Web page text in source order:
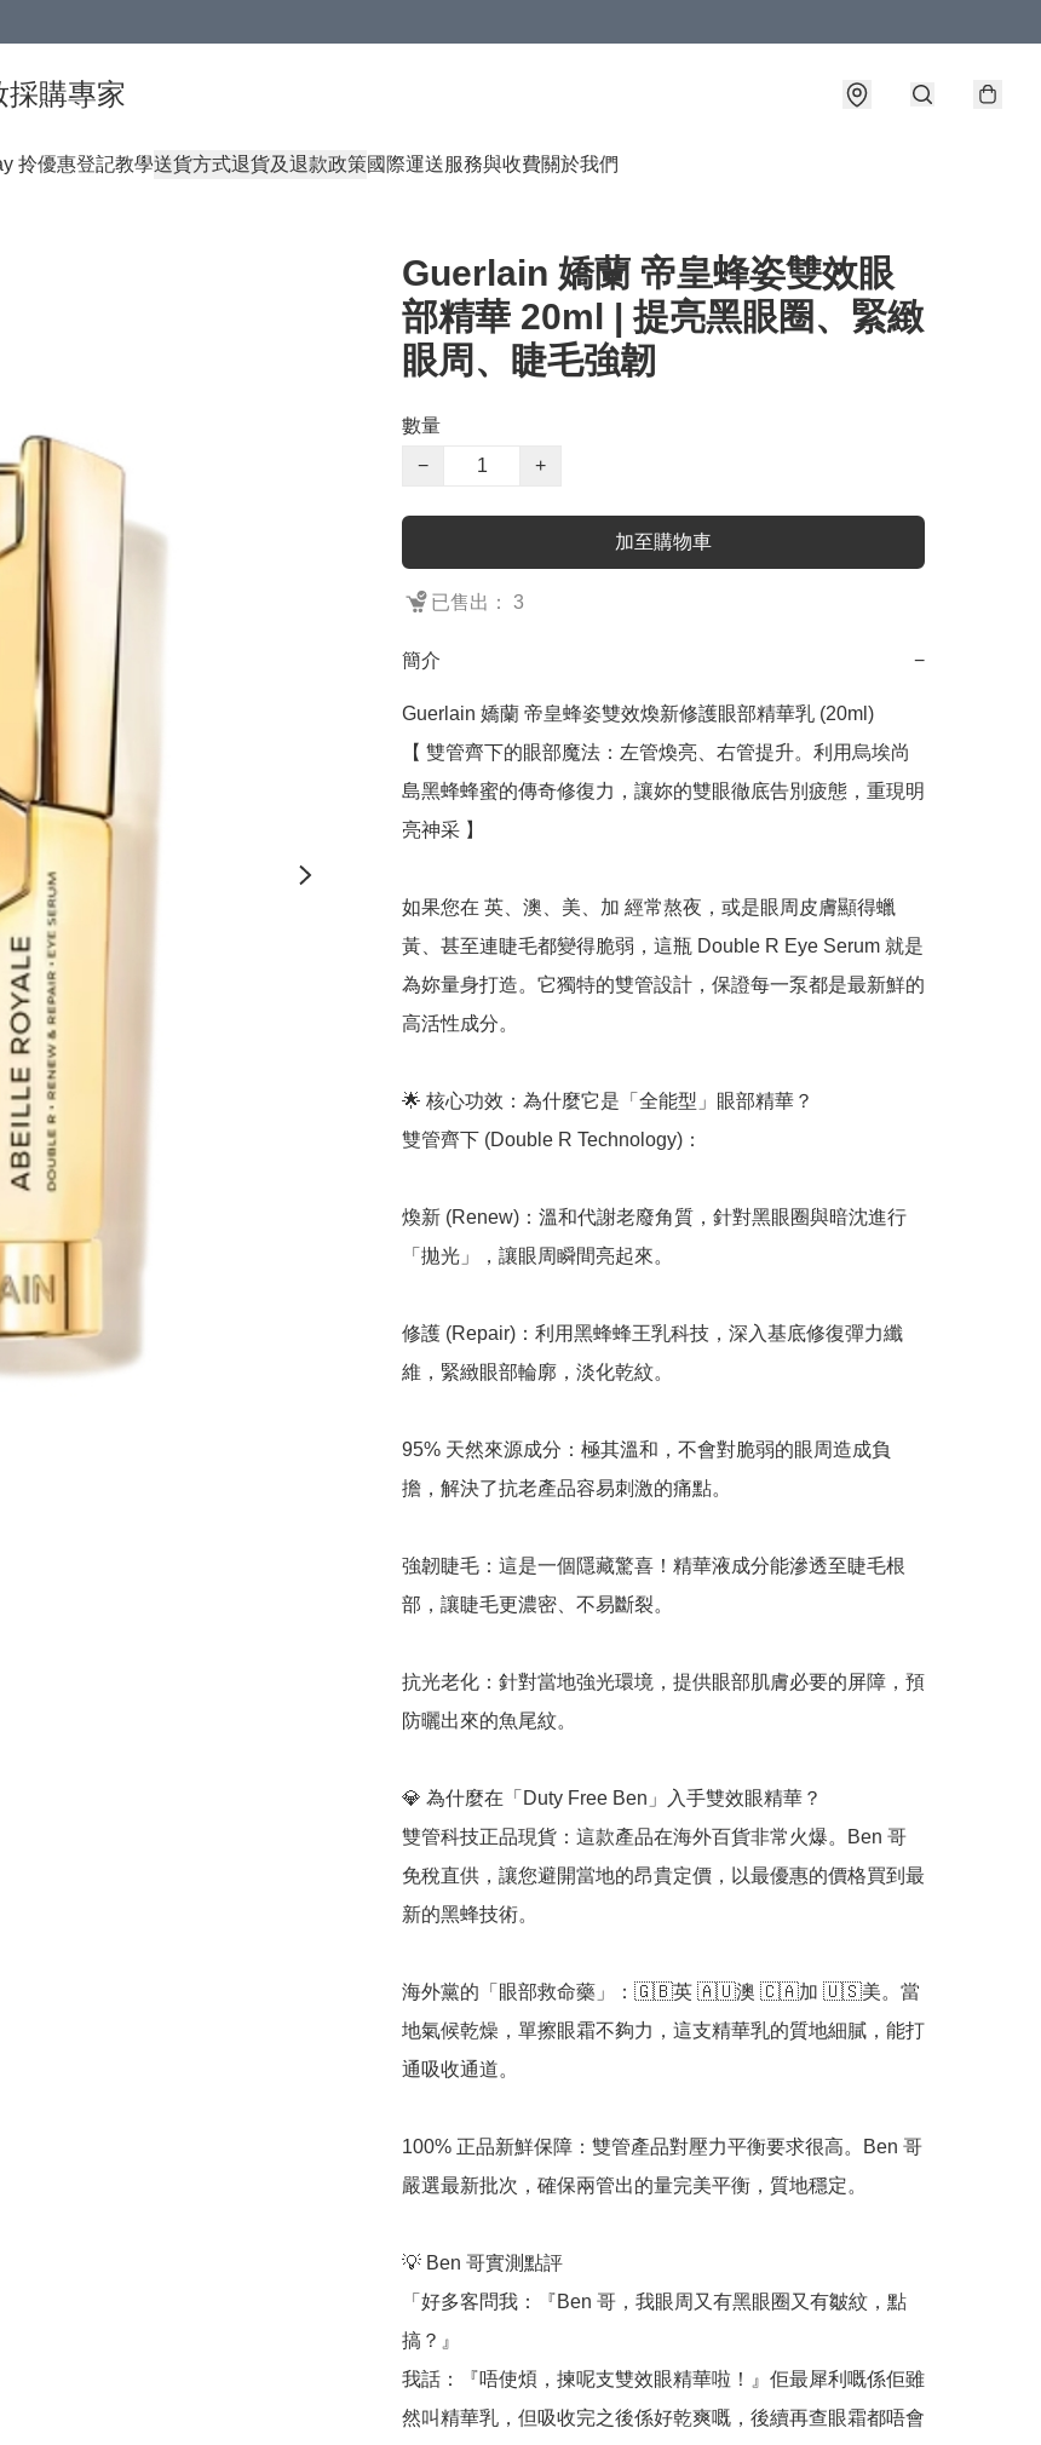
採購專家
拎優惠登記教學送貨方式退貨及退款政策國際運送服務與收費關於我們
Guerlain 嬌蘭 帝皇蜂姿雙效眼
部精華 20ml | 提亮黑眼圈、緊緻
眼周、睫毛強韌
數量
−
+
加至購物車
已售出： 3
簡介 −
Guerlain 嬌蘭 帝皇蜂姿雙效煥新修護眼部精華乳 (20ml)
【 雙管齊下的眼部魔法：左管煥亮、右管提升。利用烏埃尚
島黑蜂蜂蜜的傳奇修復力，讓妳的雙眼徹底告別疲態，重現明
亮神采 】
如果您在 英、澳、美、加 經常熬夜，或是眼周皮膚顯得蠟
黃、甚至連睫毛都變得脆弱，這瓶 Double R Eye Serum 就是
為妳量身打造。它獨特的雙管設計，保證每一泵都是最新鮮的
高活性成分。
🌟 核心功效：為什麼它是「全能型」眼部精華？
雙管齊下 (Double R Technology)：
煥新 (Renew)：溫和代謝老廢角質，針對黑眼圈與暗沈進行
「拋光」，讓眼周瞬間亮起來。
修護 (Repair)：利用黑蜂蜂王乳科技，深入基底修復彈力纖
維，緊緻眼部輪廓，淡化乾紋。
95% 天然來源成分：極其溫和，不會對脆弱的眼周造成負
擔，解決了抗老產品容易刺激的痛點。
強韌睫毛：這是一個隱藏驚喜！精華液成分能滲透至睫毛根
部，讓睫毛更濃密、不易斷裂。
抗光老化：針對當地強光環境，提供眼部肌膚必要的屏障，預
防曬出來的魚尾紋。
💎 為什麼在「Duty Free Ben」入手雙效眼精華？
雙管科技正品現貨：這款產品在海外百貨非常火爆。Ben 哥
免稅直供，讓您避開當地的昂貴定價，以最優惠的價格買到最
新的黑蜂技術。
海外黨的「眼部救命藥」：🇬🇧英 🇦🇺澳 🇨🇦加 🇺🇸美。當
地氣候乾燥，單擦眼霜不夠力，這支精華乳的質地細膩，能打
通吸收通道。
100% 正品新鮮保障：雙管產品對壓力平衡要求很高。Ben 哥
嚴選最新批次，確保兩管出的量完美平衡，質地穩定。
💡 Ben 哥實測點評
「好多客問我：『Ben 哥，我眼周又有黑眼圈又有皺紋，點
搞？』
我話：『唔使煩，揀呢支雙效眼精華啦！』佢最犀利嘅係佢雖
然叫精華乳，但吸收完之後係好乾爽嘅，後續再查眼霜都唔會